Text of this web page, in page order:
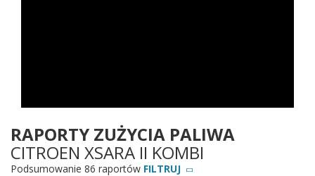
RAPORTY ZUŻYCIA PALIWA
CITROEN XSARA II KOMBI
Podsumowanie 86 raportów FILTRUJ